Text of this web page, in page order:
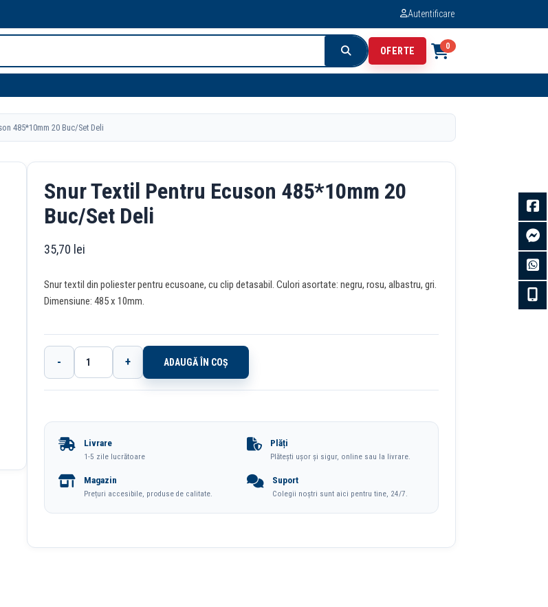
Autentificare
OFERTE 0
485*10mm 20 Buc/Set Deli
Snur Textil Pentru Ecuson 485*10mm 20
Buc/Set Deli
35,70 lei
Snur textil din poliester pentru ecusoane, cu clip detasabil. Culori asortate: negru, rosu, albastru, gri.
Dimensiune: 485 x 10mm.
Cantitate
Snur
Pentru
Ecuson
485*10mm
Buc/Set
- + ADAUGĂ ÎN COȘ
Livrare
1-5 zile lucrătoare
Plăți
Plătești ușor și sigur, online sau la livrare.
Magazin
Prețuri accesibile, produse de calitate.
Suport
Colegii noștri sunt aici pentru tine, 24/7.